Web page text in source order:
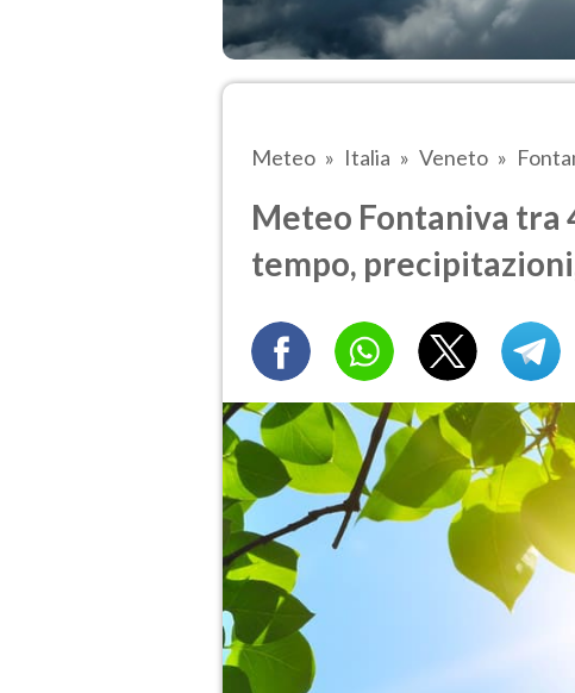
Meteo Italia Veneto
Meteo Fontaniva tra
tempo,